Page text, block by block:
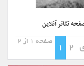
تئاتر آنلاین
صفحه 1 از 2
1 2